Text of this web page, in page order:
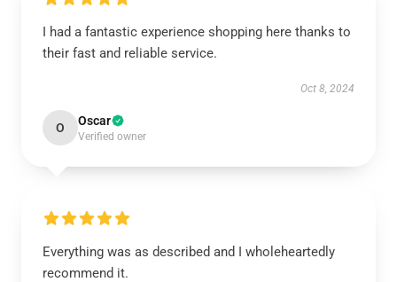
I had a fantastic experience shopping here thanks to
their fast and reliable service.
Oct 8, 2024
O Oscar
Verified owner
Everything was as described and I wholeheartedly
recommend it.